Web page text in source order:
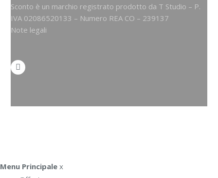
Sconto è un marchio registrato prodotto da T Studio – P.
IVA 02086520133 – Numero REA CO – 239137
Note legali
Menu Principale x